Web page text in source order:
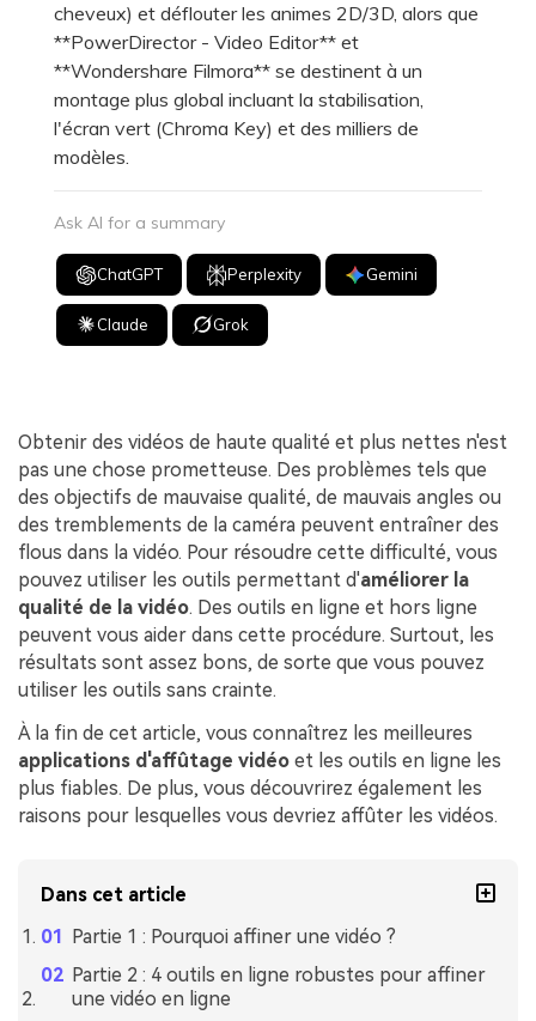
cheveux) et déflouter les animes 2D/3D, alors que
**PowerDirector - Video Editor** et
**Wondershare Filmora** se destinent à un
montage plus global incluant la stabilisation,
l'écran vert (Chroma Key) et des milliers de
modèles.
Ask AI for a summary
ChatGPT Perplexity Gemini
Claude Grok
Obtenir des vidéos de haute qualité et plus nettes n'est
pas une chose prometteuse. Des problèmes tels que
des objectifs de mauvaise qualité, de mauvais angles ou
des tremblements de la caméra peuvent entraîner des
flous dans la vidéo. Pour résoudre cette difficulté, vous
pouvez utiliser les outils permettant d'améliorer la
qualité de la vidéo. Des outils en ligne et hors ligne
peuvent vous aider dans cette procédure. Surtout, les
résultats sont assez bons, de sorte que vous pouvez
utiliser les outils sans crainte.
À la fin de cet article, vous connaîtrez les meilleures
applications d'affûtage vidéo et les outils en ligne les
plus fiables. De plus, vous découvrirez également les
raisons pour lesquelles vous devriez affûter les vidéos.
Dans cet article
Partie 1 : Pourquoi affiner une vidéo ?
Partie 2 : 4 outils en ligne robustes pour affiner
une vidéo en ligne